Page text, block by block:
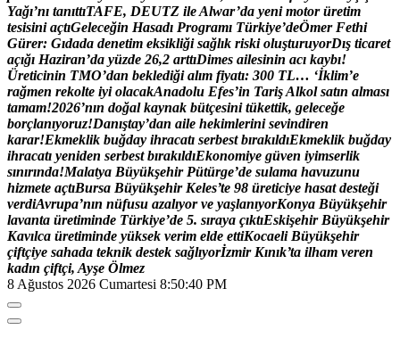
Yağı’nı tanıttıTAFE, DEUTZ ileAlwar’da yeni motor üretim
tesisini açtıGeleceğin Hasadı Programı Türkiye’deÖmer Fethi
Gürer: Gıdada denetim eksikliği sağlık riski oluşturuyorDış ticaret
açığı Haziran’da yüzde 26,2 arttıDimes ailesinin acı kaybı!
Üreticinin TMO’dan beklediği alım fiyatı: 300 TL… ‘İklim’e
rağmen rekolte iyi olacakAnadolu Efes’in TarişAlkol satın alması
tamam!2026’nın doğal kaynak bütçesini tükettik, geleceğe
borçlanıyoruz!Danıştay’dan aile hekimlerini sevindiren
karar!Ekmeklik buğday ihracatı serbest bırakıldıEkmeklik buğday
ihracatı yeniden serbest bırakıldıEkonomiye güven iyimserlik
sınırında!Malatya Büyükşehir Pütürge’de sulama havuzunu
hizmete açtıBursa Büyükşehir Keles’te 98 üreticiye hasat desteği
verdiAvrupa’nın nüfusu azalıyor ve yaşlanıyorKonya Büyükşehir
lavanta üretiminde Türkiye’de 5. sıraya çıktıEskişehir Büyükşehir
Kavılca üretiminde yüksek verim elde ettiKocaeli Büyükşehir
çiftçiye sahada teknik destek sağlıyorİzmir Kınık’ta ilham veren
kadın çiftçi, Ayşe Ölmez
8 Ağustos 2026 Cumartesi 8:50:41 PM